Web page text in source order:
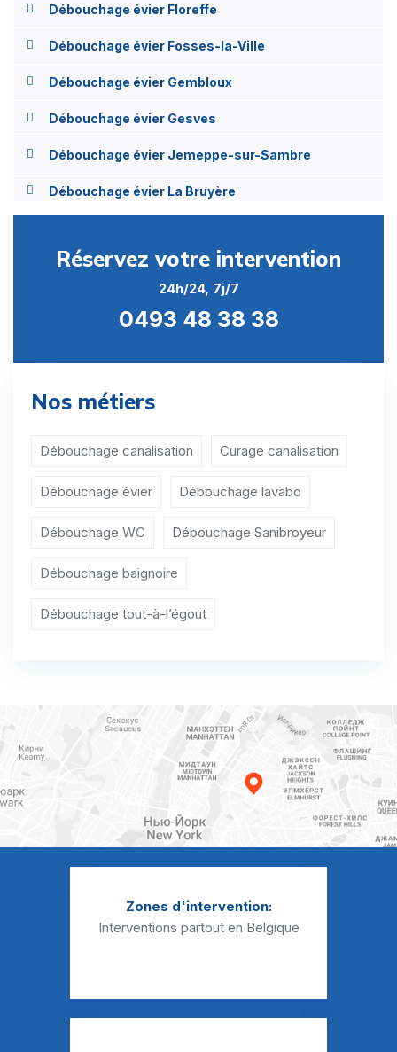
Débouchage évier Floreffe
Débouchage évier Fosses-la-Ville
Débouchage évier Gembloux
Débouchage évier Gesves
Débouchage évier Jemeppe-sur-Sambre
Débouchage évier La Bruyère
Débouchage évier Namur
Débouchage évier Ohey
Débouchage évier Sombreffe
Débouchage évier Aische-en-Refail
Débouchage évier Beuzet
Débouchage évier Bierwart
Débouchage évier Biesme
Débouchage évier Biesmerée
Réservez votre intervention
24h/24, 7j/7
0493 48 38 38
Nos métiers
Débouchage canalisation Curage canalisation
Débouchage évier Débouchage lavabo
Débouchage WC Débouchage Sanibroyeur
Débouchage baignoire
Débouchage tout-à-l’égout
Zones d'intervention:
Interventions partout en Belgique